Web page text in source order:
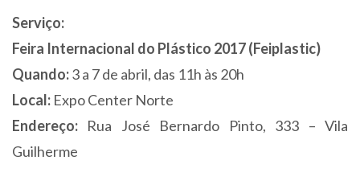
Serviço:
Feira Internacional do Plástico 2017 (Feiplastic)
Quando:3 a 7 de abril, das 11h às 20h
Local: Expo Center Norte
Endereço: Rua José Bernardo Pinto, 333 – Vila
Guilherme